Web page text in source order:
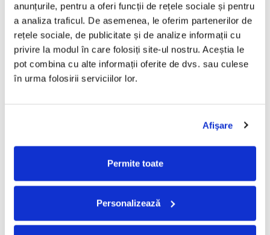
anunțurile, pentru a oferi funcții de rețele sociale și pentru
a analiza traficul. De asemenea, le oferim partenerilor de
rețele sociale, de publicitate și de analize informații cu
privire la modul în care folosiți site-ul nostru. Aceștia le
pot combina cu alte informații oferite de dvs. sau culese
în urma folosirii serviciilor lor.
Afişare
Permite toate
Personalizează
R.E.M. - Monster , (CD)
29,99 Lei
ADAUGA IN COS
Mădălina Manole - Dulce De
Tot, (CD)
99,99 Lei
189,00 Lei
50,00 Lei
Cargo- Spiritus Sanctus (Editie
Aniversara) (Disc Vinil)
Partizan - Am Cu Ce (Disc
Vinil)